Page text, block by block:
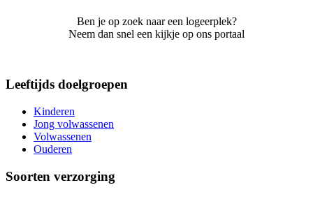
Ben je op zoek naar een logeerplek?
Neem dan snel een kijkje op ons portaal
Leeftijds doelgroepen
Kinderen
Jong volwassenen
Volwassenen
Ouderen
Soorten verzorging